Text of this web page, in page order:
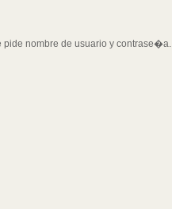
pide nombre de usuario y contrase�a.